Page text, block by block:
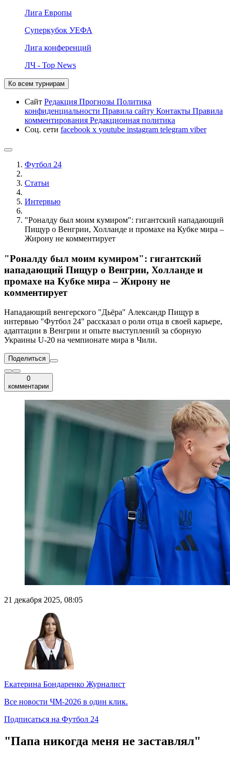
Лига Европы
Суперкубок УЕФА
Лига конференций
ЛЧ - Top News
Ко всем турнирам
Сайт Редакция Прогнозы Политика
конфиденциальности Правила сайту Контакты Правила
комментирования Редакционная политика
Соц. сети facebook x youtube instagram telegram viber
Футбол 24
Статьи
Интервью
"Роналду был моим кумиром": гигантский нападающий
Пищур о Венгрии, Холланде и промахе на Кубке мира –
Жирону не комментирует
"Роналду был моим кумиром": гигантский
нападающий Пищур о Венгрии, Холланде и
промахе на Кубке мира – Жирону не
комментирует
Нападающий венгерского "Дьёра" Александр Пищур в
интервью "Футбол 24" рассказал о роли отца в своей карьере,
адаптации в Венгрии и опыте выступлений за сборную
Украины U-20 на чемпионате мира в Чили.
Поделиться
0
комментарии
21 декабря 2025, 08:05
Екатерина Бондаренко Журналист
Все новости ЧМ-2026 в один клик.
Подписаться на Футбол 24
"Папа никогда меня не заставлял"